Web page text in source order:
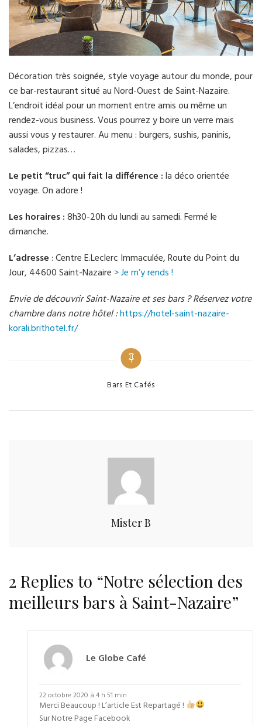
Décoration très soignée, style voyage autour du monde, pour
ce bar-restaurant situé au Nord-Ouest de Saint-Nazaire.
L’endroit idéal pour un moment entre amis ou même un
rendez-vous business. Vous pourrez y boire un verre mais
aussi vous y restaurer. Au menu : burgers, sushis, paninis,
salades, pizzas…
Le petit “truc” qui fait la différence :la déco orientée
voyage. On adore !
Les horaires :8h30-20h du lundi au samedi. Fermé le
dimanche.
L’adresse: Centre E.Leclerc Immaculée, Route du Point du
Jour, 44600 Saint-Nazaire > Je m’y rends !
Envie de découvrir Saint-Nazaire et ses bars ? Réservez votre
chambre dans notre hôtel :https://hotel-saint-nazaire-
korali.brithotel.fr/
Categories
Bars Et Cafés
Mister B
2 Replies to “Notre sélection des
meilleurs bars à Saint-Nazaire”
Le Globe Café
22 octobre 2020 à 4 h 51 min
Merci Beaucoup ! L’article Est Repartagé !
Sur Notre Page Facebook